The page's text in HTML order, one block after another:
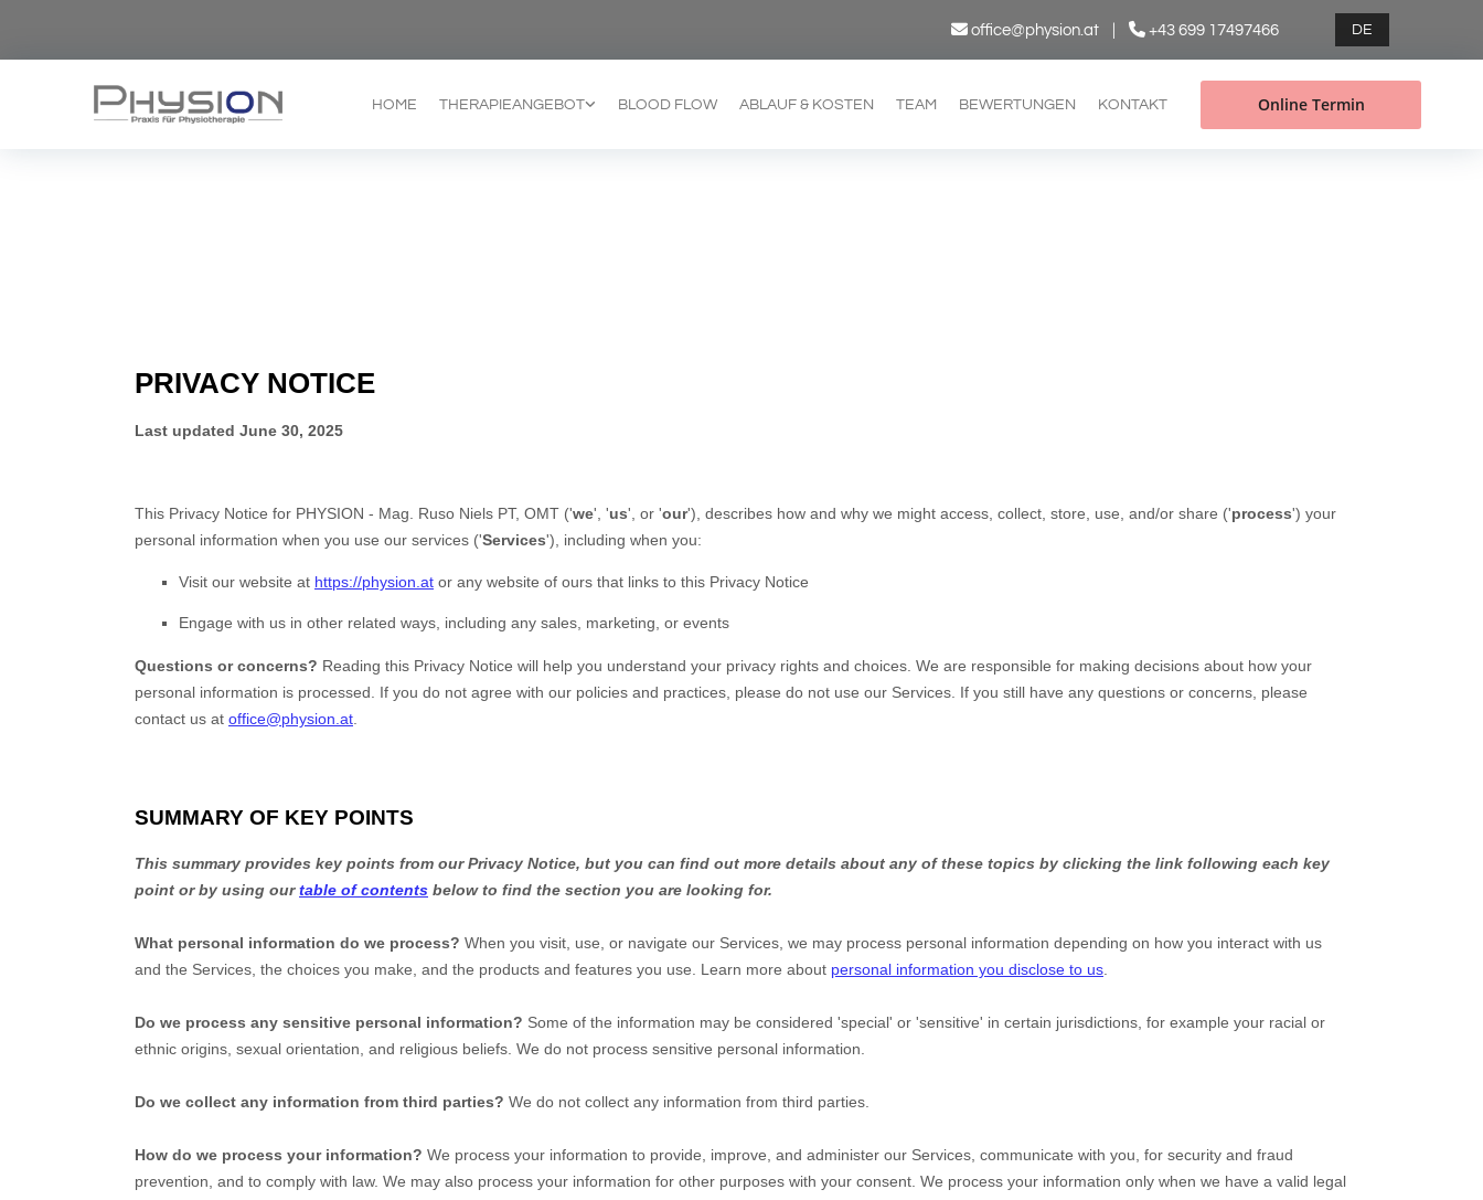
 office@physion.at|  +43 699 17497466 DE
HOME THERAPIEANGEBOT BLOOD FLOW ABLAUF & KOSTEN TEAM BEWERTUNGEN KONTAKT Online Termin